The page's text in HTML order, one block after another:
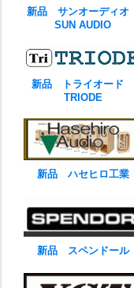
新品 サンオーディオ
SUN AUDIO
新品 トライオード
TRIODE
新品 ハセヒロ工業
新品 スペンドール